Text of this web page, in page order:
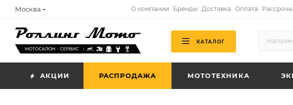
Москва О компании Бренды Доставка Оплата
КАТАЛОГ
АКЦИИ РАСПРОДАЖА МОТОТЕХНИКА